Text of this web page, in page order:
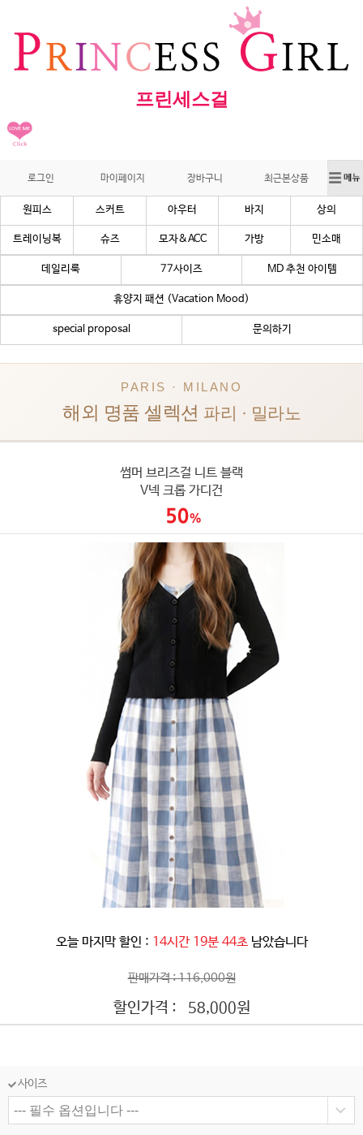
프린세스걸
로그인 마이페이지 장바구니 최근본상품
원피스 스커트 아우터 바지 상의
트레이닝복 슈즈 모자&ACC 가방 민소매
데일리룩 77사이즈 MD 추천 아이템
휴양지 패션 (Vacation Mood)
special proposal 문의하기
PARIS · MILANO
해외 명품 셀렉션 파리 · 밀라노
썸머 브리즈걸 니트 블랙
V넥 크롭 가디건
오늘 마지막 할인 : 14시간 19분 41초 남았습니다
판매가격 : 116,000원
할인가격 : 58,000원
사이즈